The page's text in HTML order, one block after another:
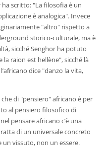
ha scritto: "La filosofia è un
è analogica". Invece
"altro" rispetto a
storico-culturale, ma è
sicché Senghor ha potuto
la raion est hellène", sicché là
dice "danzo la vita,
di "pensiero" africano è per
al pensiero filosofico di
pensare africano c’è una
di un universale concreto
vissuto, non un essere.